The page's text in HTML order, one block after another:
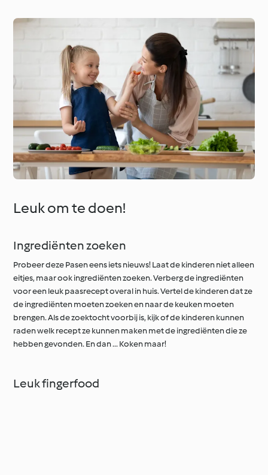
Leuk om te doen!
Ingrediënten zoeken
Probeer deze Pasen eens iets nieuws! Laat de kinderen niet alleen
eitjes, maar ook ingrediënten zoeken. Verberg de ingrediënten
voor een leuk paasrecept overal in huis. Vertel de kinderen dat ze
de ingrediënten moeten zoeken en naar de keuken moeten
brengen. Als de zoektocht voorbij is, kijk of de kinderen kunnen
raden welk recept ze kunnen maken met de ingrediënten die ze
hebben gevonden. En dan ... Koken maar!
Leuk fingerfood